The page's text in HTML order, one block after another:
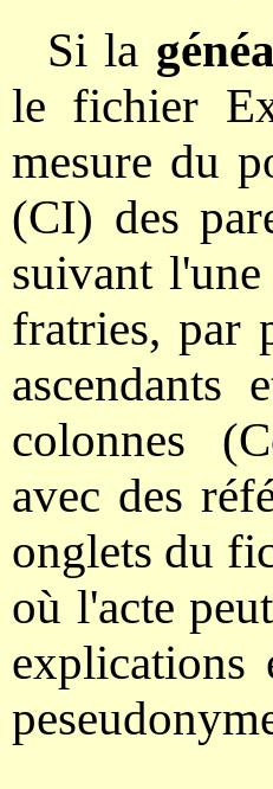
Si la
le fichier
mesure du
(CI) des
suivant
fratries, par
ascendants
colonnes
avec des
onglets du
où l'acte
explications